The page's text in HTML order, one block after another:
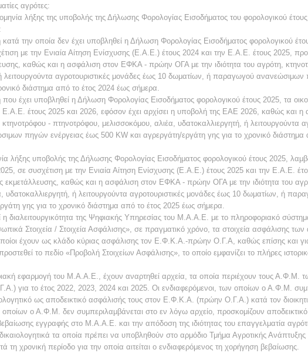
αγρότες:
λήξης της υποβολής της Δήλωσης Φορολογίας Εισοδήματος του φορολογικού
την οποία δεν έχει υποβληθεί η Δήλωση Φορολογίας Εισοδήματος φορολογικού
με την Ενιαία Αίτηση Ενίσχυσης (Ε.Α.Ε.) έτους 2024 και την Ε.Α.Ε. έτους 2025,
καθώς και η ασφάλιση στον ΕΦΚΑ - πρώην ΟΓΑ με την ιδιότητα του αγρότη,
λειτουργούντα αγροτουριστικές μονάδες έως 10 δωματίων, ή παραγωγού
διάστημα από το έτος 2024 έως σήμερα.
έχει υποβληθεί η Δήλωση Φορολογίας Εισοδήματος φορολογικού έτους 2025, τα
Ε.Α.Ε. έτους 2025 και 2026, εφόσον έχει αρχίσει η υποβολή της ΕΑΕ 2026, καθώς
κτηνοτρόφου - πτηνοτρόφου, μελισσοκόμου, αλιέα, υδατοκαλλιεργητή, ή λειτουργούντα
πηγών ενέργειας έως 500 KW και αγρεργάτη/εργάτη γης για το χρονικό διάστημα
λήξης υποβολής της Δήλωσης Φορολογίας Εισοδήματος φορολογικού έτους 2025,
σε συσχέτιση με την Ενιαία Αίτηση Ενίσχυσης (Ε.Α.Ε.) έτους 2025 και την Ε.Α.Ε.
εκμετάλλευσης, καθώς και η ασφάλιση στον ΕΦΚΑ - πρώην ΟΓΑ με την ιδιότητα του
υδατοκαλλιεργητή, ή λειτουργούντα αγροτουριστικές μονάδες έως 10 δωματίων, ή
γης για το χρονικό διάστημα από το έτος 2025 έως σήμερα.
η διαλειτουργικότητα της Ψηφιακής Υπηρεσίας του Μ.Α.Α.Ε. με το πληροφοριακό
Στοιχεία / Στοιχεία Ασφάλισης», σε πραγματικό χρόνο, τα στοιχεία ασφάλισης
έχουν ως κλάδο κύριας ασφάλισης τον Ε.Φ.Κ.Α.-πρώην Ο.Γ.Α, καθώς επίσης και
το πεδίο «Προβολή Στοιχείων Ασφάλισης», το οποίο εμφανίζει το πλήρες
εφαρμογή του Μ.Α.Α.Ε., έχουν αναρτηθεί αρχεία, τα οποία περιέχουν τους Α.Φ.Μ.
για το έτος 2022, 2023, 2024 και 2025. Οι ενδιαφερόμενοι, των οποίων ο Α.Φ.Μ.
ως αποδεικτικό ασφάλισής τους στον Ε.Φ.Κ.Α. (πρώην Ο.Γ.Α.) κατά τον
οποίων ο Α.Φ.Μ. δεν συμπεριλαμβάνεται στο εν λόγω αρχείο, προσκομίζουν
εγγραφής στο Μ.Α.Α.Ε. και την απόδοση της ιδιότητας του επαγγελματία
τα οποία πρέπει να υποβληθούν στο αρμόδιο Τμήμα Αγροτικής
τη χρονική περίοδο για την οποία αιτείται ο ενδιαφερόμενος τη χορήγηση βεβαίωσης.